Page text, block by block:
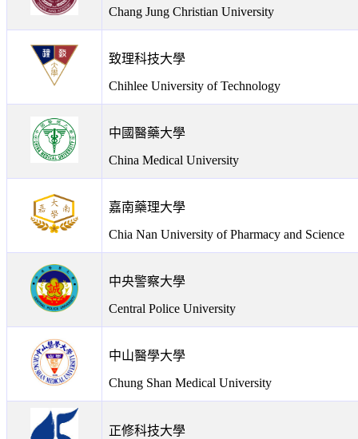
Chang Jung Christian University
致理科技大學
Chihlee University of Technology
中國醫藥大學
China Medical University
嘉南藥理大學
Chia Nan University of Pharmacy and Science
中央警察大學
Central Police University
中山醫學大學
Chung Shan Medical University
正修科技大學